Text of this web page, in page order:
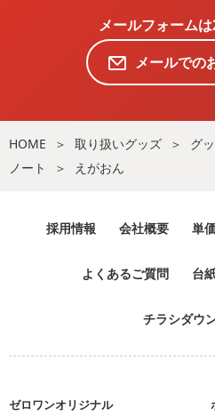
メールフォーム
メールでの
HOME 取り扱いグッズ グ
ノート
えがおん
採用情報 会社概要 単
よくあるご質問 台
チラシダウ
ゼロワンオリジナル